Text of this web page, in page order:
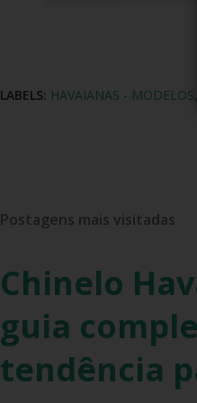
LABELS: HAVAIANAS - MODELOS
Postagens mais visitadas
Chinelo
guia
tendência